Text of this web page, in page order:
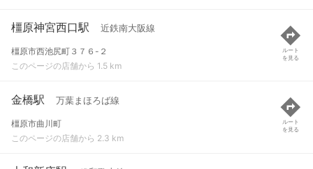
橿原神宮西口駅 近鉄南大阪線
橿原市西池尻町３７６-２
このページの店舗から 1.5 km
ルート
を見る
金橋駅 万葉まほろば線
橿原市曲川町
このページの店舗から 2.3 km
ルート
を見る